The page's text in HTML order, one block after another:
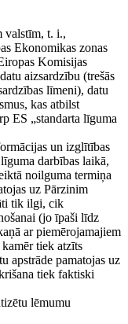
valstīm, t. i.,
Ekonomikas zonas
Komisijas
aizsardzību (trešās
līmeni), datu
kas atbilst
ES „standarta līguma
un izglītības
darbības laikā,
noilguma termiņa
uz Pārzinim
tik ilgi, cik
(jo īpaši līdz
ar piemērojamajiem
tiek atzīts
apstrāde pamatojas uz
tiek faktiski
lēmumu